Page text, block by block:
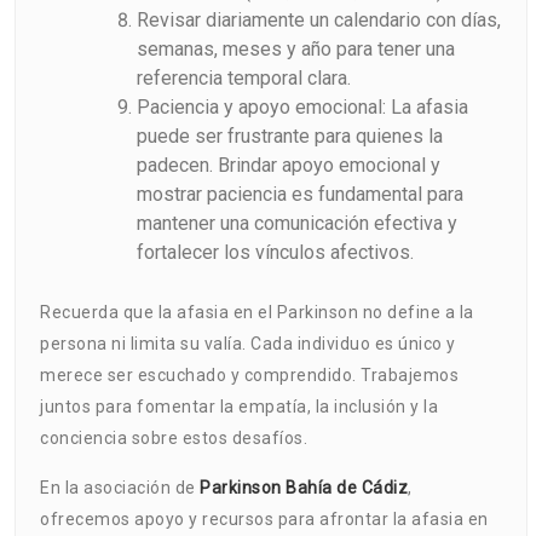
Revisar diariamente un calendario con días,
semanas, meses y año para tener una
referencia temporal clara.
Paciencia y apoyo emocional: La afasia
puede ser frustrante para quienes la
padecen. Brindar apoyo emocional y
mostrar paciencia es fundamental para
mantener una comunicación efectiva y
fortalecer los vínculos afectivos.
Recuerda que la afasia en el Parkinson no define a la
persona ni limita su valía. Cada individuo es único y
merece ser escuchado y comprendido. Trabajemos
juntos para fomentar la empatía, la inclusión y la
conciencia sobre estos desafíos.
En la asociación de Parkinson Bahía de Cádiz,
ofrecemos apoyo y recursos para afrontar la afasia en